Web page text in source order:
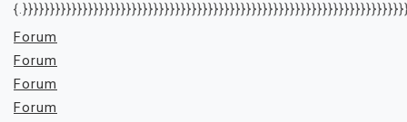
Forum
Forum
Forum
Forum